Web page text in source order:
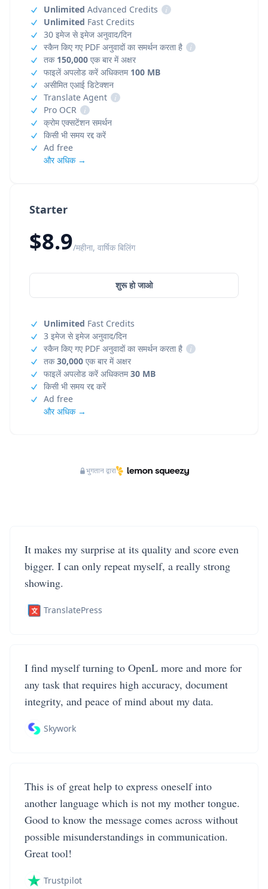
Starter
$8.9/महीना, वार्षिक बिलिंग
शुरू हो जाओ
Unlimited Fast Credits
3 इमेज से इमेज अनुवाद/दिन
स्कैन किए गए PDF अनुवादों का समर्थन करता है
i
तक30,000 एक बार में अक्षर
फाइलें अपलोड करें अधिकतम30 MB
किसी भी समय रद्द करें
Ad free
और अधिक →
Unlimited Advanced Credits
i
Unlimited Fast Credits
30 इमेज से इमेज अनुवाद/दिन
स्कैन किए गए PDF अनुवादों का समर्थन करता है
i
तक 150,000 एक बार में अक्षर
फाइलें अपलोड करें अधिकतम 100 MB
असीमित एआई डिटेक्शन
Translate Agent
i
Pro OCR
i
क्रोम एक्सटेंशन समर्थन
किसी भी समय रद्द करें
Ad free
और अधिक →
भुगतान द्वारा
It makes my surprise at its quality and score even
bigger. I can only repeat myself, a really strong
showing.
TranslatePress
I find myself turning to OpenL more and more for
any task that requires high accuracy, document
integrity, and peace of mind about my data.
Skywork
This is of great help to express oneself into
another language which is not my mother tongue.
Good to know the message comes across without
possible misunderstandings in communication.
Great tool!
Trustpilot